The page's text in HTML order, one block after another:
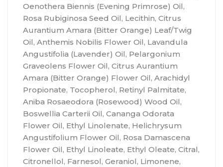
Oenothera Biennis (Evening Primrose) Oil,
Rosa Rubiginosa Seed Oil, Lecithin, Citrus
Aurantium Amara (Bitter Orange) Leaf/Twig
Oil, Anthemis Nobilis Flower Oil, Lavandula
Angustifolia (Lavender) Oil, Pelargonium
Graveolens Flower Oil, Citrus Aurantium
Amara (Bitter Orange) Flower Oil, Arachidyl
Propionate, Tocopherol, Retinyl Palmitate,
Aniba Rosaeodora (Rosewood) Wood Oil,
Boswellia Carterii Oil, Cananga Odorata
Flower Oil, Ethyl Linolenate, Helichrysum
Angustifolium Flower Oil, Rosa Damascena
Flower Oil, Ethyl Linoleate, Ethyl Oleate, Citral,
Citronellol, Farnesol, Geraniol, Limonene,